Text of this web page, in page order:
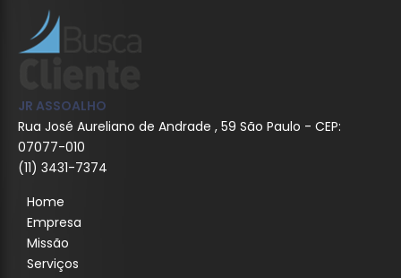
JR ASSOALHO
Rua José Aureliano de Andrade , 59 São Paulo - CEP:
07077-010
(11) 3431-7374
Home
Empresa
Missão
Serviços